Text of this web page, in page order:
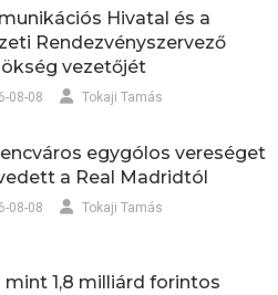
Hivatal és a
Rendezvényszervező
vezetőjét
08-08 Tokaji Tamás
egygólos vereséget
a Real Madridtól
08-08 Tokaji Tamás
mint 1,8 milliárd forintos